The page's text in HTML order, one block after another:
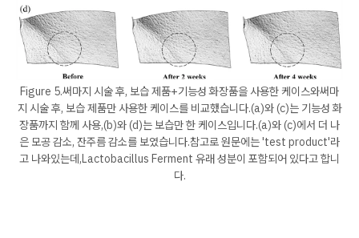
Figure 5.써마지 시술 후, 보습 제품+기능성 화장품을 사용한 케이스와써마
지 시술 후, 보습 제품만 사용한 케이스를 비교했습니다.​(a)와 (c)는 기능성 화
장품까지 함께 사용,(b)와 (d)는 보습만 한 케이스입니다.(a)와 (c)에서 더 나
은 모공 감소, 잔주름 감소를 보였습니다.​참고로 원문에는 'test product'라
고 나와있는데,Lactobacillus Ferment 유래 성분이 포함되어 있다고 합니
다.